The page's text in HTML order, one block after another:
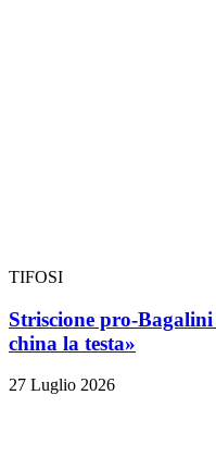
TIFOSI
Striscione pro-
china la testa»
27 Luglio 2026